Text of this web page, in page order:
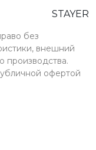
STAYER
без
внешний
производства.
офертой